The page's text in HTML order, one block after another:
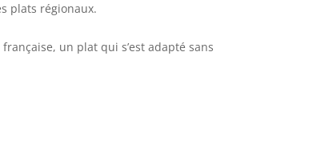
plats régionaux.
un plat qui s’est adapté sans